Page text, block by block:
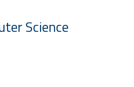
Science